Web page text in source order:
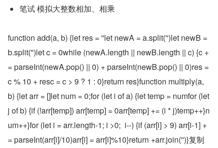
笔试 模拟大整数相加、相乘
function add(a, b) {let res = ''let newA = a.split('')let newB =
b.split('')let c = 0while (newA.length || newB.length || c) {c +
= parseInt(newA.pop() || 0) + parseInt(newB.pop() || 0)res =
c % 10 + resc = c > 9 ? 1 : 0}return res}function multiply(a,
b) {let arr = []let num = 0;for (let i of a) {let temp = numfor (let
j of b) {if (!arr[temp]) arr[temp] = 0arr[temp] += (i * j)temp++}n
um++}for (let i = arr.length-1; i >0;  i--) {if (arr[i] > 9) arr[i-1] +
= parseInt(arr[i]/10)arr[i] = arr[i]%10}return +arr.join('')}复制